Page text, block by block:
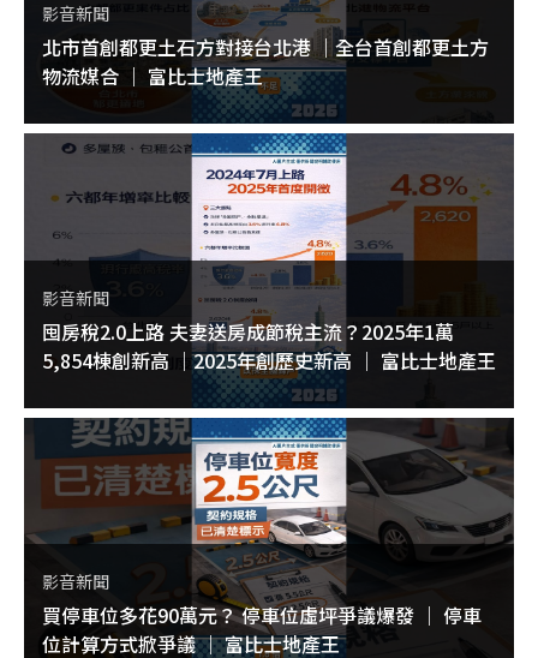
影音新聞
北市首創都更土石方對接台北港 ｜全台首創都更土方
物流媒合 ｜ 富比士地產王
影音新聞
囤房稅2.0上路 夫妻送房成節稅主流？2025年1萬
5,854棟創新高 ｜2025年創歷史新高 ｜ 富比士地產王
影音新聞
買停車位多花90萬元？ 停車位虛坪爭議爆發 ｜ 停車
位計算方式掀爭議 ｜ 富比士地產王